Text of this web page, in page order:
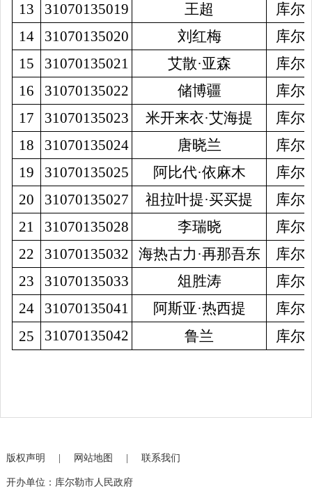
1 3 31070135019 王超
库尔
14 31070135020 刘红梅
库尔
1 5 31070135021 艾散·亚森
库尔
1 6 31070135022 储博疆
库尔
17
31070135023 米开来衣·艾海提
库尔
18
31070135024 唐晓兰
库尔
19
31070135025 阿比代·依麻木
库尔
20 31070135027 祖拉叶提·买买提
库尔
21 31070135028 李瑞晓
库尔
22 31070135032 海热古力 ·再那吾东
库尔
23 31070135033 俎胜涛
库尔
24 31070135041 阿斯亚·热西提
库尔
25
31070135042 鲁兰 库尔
版权声明 | 网站地图 | 联系我们
开办单位：库尔勒市人民政府